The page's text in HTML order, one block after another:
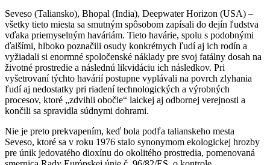
Seveso (Taliansko), Bhopal (India), Deepwater Horizon (USA) –
všetky tieto miesta sa smutným spôsobom zapísali do dejín ľudstva
vďaka priemyselným haváriám. Tieto havárie, spolu s podobnými
ďalšími, hlboko poznačili osudy konkrétnych ľudí aj ich rodín a
vyžiadali si enormné spoločenské náklady pre svoj fatálny dosah na
životné prostredie a následnú likvidáciu ich následkov. Pri
vyšetrovaní týchto havárií postupne vyplávali na povrch zlyhania
ľudí aj nedostatky pri riadení technologických a výrobných
procesov, ktoré „zdvihli obočie“ laickej aj odbornej verejnosti a
končili sa spravidla súdnymi dohrami.
Nie je preto prekvapením, keď bola podľa talianskeho mesta
Seveso, ktoré sa v roku 1976 stalo synonymom ekologickej hrozby
pre únik jedovatého dioxínu do okolitého prostredia, pomenovaná